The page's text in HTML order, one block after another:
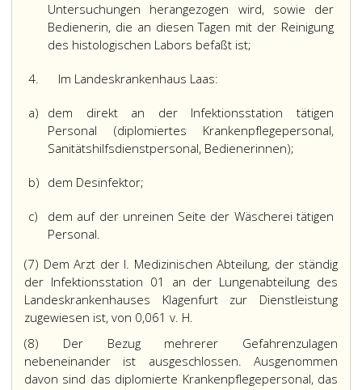
Untersuchungen herangezogen wird, sowie der
Bedienerin, die an diesen Tagen mit der Reinigung
des histologischen Labors befaßt ist;
4. Im Landeskrankenhaus Laas:
a)
dem direkt an der Infektionsstation tätigen
Personal (diplomiertes Krankenpflegepersonal,
Sanitätshilfsdienstpersonal, Bedienerinnen);
b) dem Desinfektor;
c)
dem auf der unreinen Seite der Wäscherei tätigen
Personal.
(7) Dem Arzt der l. Medizinischen Abteilung, der ständig
der Infektionsstation 01 an der Lungenabteilung des
Landeskrankenhauses Klagenfurt zur Dienstleistung
zugewiesen ist, von 0,061 v. H.
(8) Der Bezug mehrerer Gefahrenzulagen
nebeneinander ist ausgeschlossen. Ausgenommen
davon sind das diplomierte Krankenpflegepersonal, das